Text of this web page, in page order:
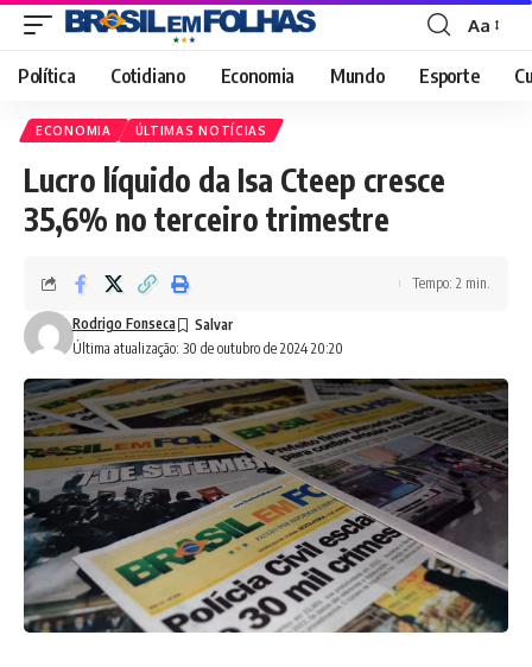
Font
Resizer
Aa
Política Cotidiano Economia Mundo Esporte
ECONOMIA ÚLTIMAS NOTÍCIAS
Lucro líquido da Isa Cteep cresce
35,6% no terceiro trimestre
Última atualização: 30 de outubro de 2024 20:20
Rodrigo Fonseca
Tempo: 2 min.